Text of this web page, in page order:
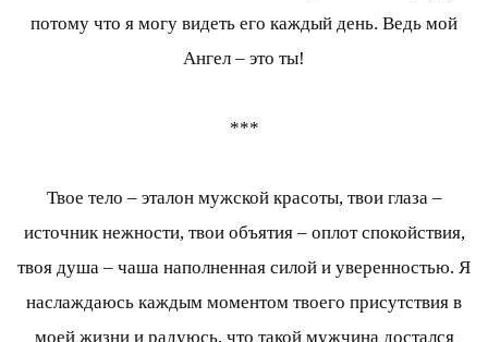
потому что я могу видеть его каждый день. Ведь мой
Ангел – это ты!
***
Твое тело – эталон мужской красоты, твои глаза –
источник нежности, твои объятия – оплот спокойствия,
твоя душа – чаша наполненная силой и уверенностью. Я
наслаждаюсь каждым моментом твоего присутствия в
моей жизни и радуюсь, что такой мужчина достался